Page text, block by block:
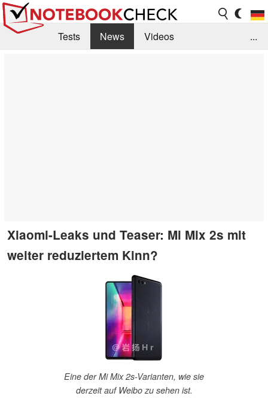
Tests News
Videos
...
Xiaomi-Leaks und Teaser: Mi Mix 2s mit
weiter reduziertem Kinn?
Eine der Mi Mix 2s-Varianten, wie sie
derzeit auf Weibo zu sehen ist.